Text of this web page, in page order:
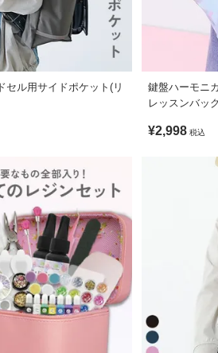
と併用しながらご着用ください。
洗剤でやさしく拭き取り、よく洗い流し
す。あらかじめご了承ください。
質に違いはございません。
セル用サイドポケット(リ
鍵盤ハーモニ
レッスンバッ
¥2,998 税込